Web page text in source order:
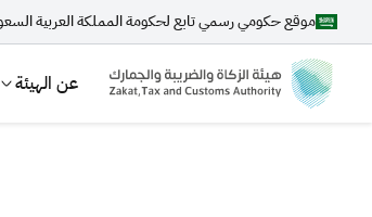
موقع حكومي رسمي تابع لحكومة المملكة العربية
عن الهيئة